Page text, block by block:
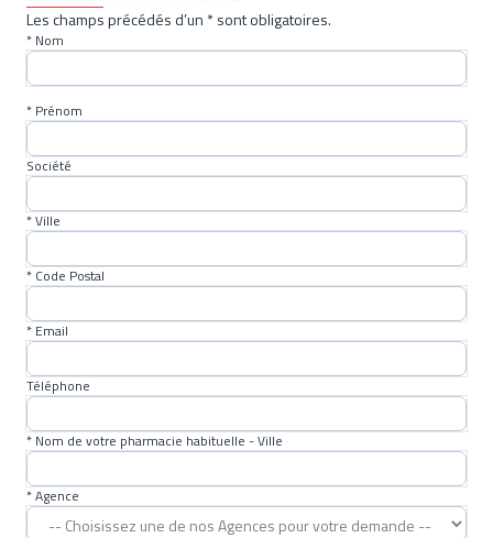
Les champs précédés d’un * sont obligatoires.
* Nom
* Prénom
Société
* Ville
* Code Postal
* Email
Téléphone
* Nom de votre pharmacie habituelle - Ville
* Agence